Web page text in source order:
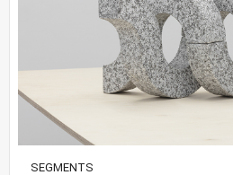
SEGMENTS